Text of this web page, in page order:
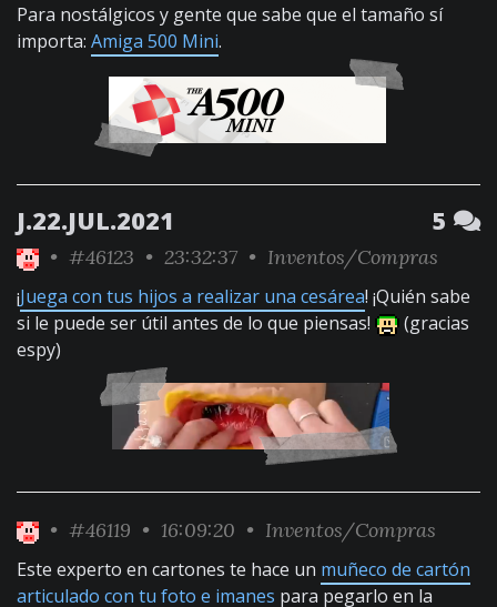
Para nostálgicos y gente que sabe que el tamaño sí
importa: Amiga 500 Mini.
J.22.JUL.2021 5
• #46123 • 23:32:37 • Inventos/Compras
¡Juega con tus hijos a realizar una cesárea! ¡Quién sabe
si le puede ser útil antes de lo que piensas!
(gracias
espy)
• #46119 • 16:09:20 • Inventos/Compras
Este experto en cartones te hace un muñeco de cartón
articulado con tu foto e imanes para pegarlo en la